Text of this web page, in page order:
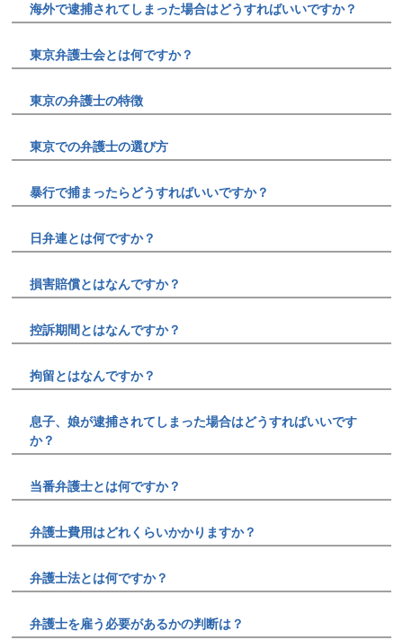
海外で逮捕されてしまった場合はどうすればいいですか？
東京弁護士会とは何ですか？
東京の弁護士の特徴
東京での弁護士の選び方
暴行で捕まったらどうすればいいですか？
日弁連とは何ですか？
損害賠償とはなんですか？
控訴期間とはなんですか？
拘留とはなんですか？
息子、娘が逮捕されてしまった場合はどうすればいいです
か？
当番弁護士とは何ですか？
弁護士費用はどれくらいかかりますか？
弁護士法とは何ですか？
弁護士を雇う必要があるかの判断は？